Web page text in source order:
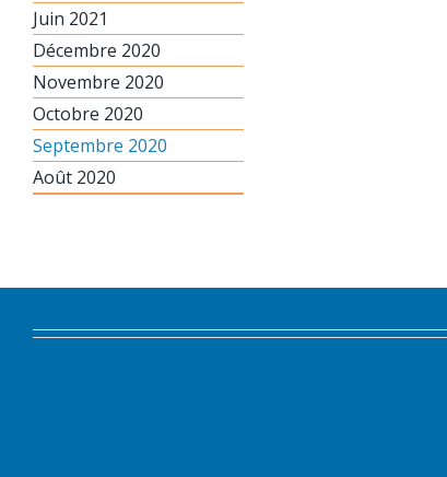
Juin 2021
Décembre 2020
Novembre 2020
Octobre 2020
Septembre 2020
Août 2020